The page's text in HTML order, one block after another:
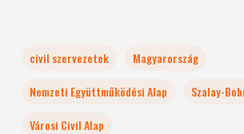
civil szervezetek
Magyarország
Nemzeti Együttműködési Alap
Szalay-
Városi Civil Alap